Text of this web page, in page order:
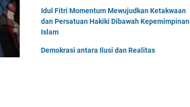
Idul Fitri Momentum Mewujudkan Ketakwaan
dan Persatuan Hakiki Dibawah Kepemimpinan
Islam
Demokrasi antara Ilusi dan Realitas